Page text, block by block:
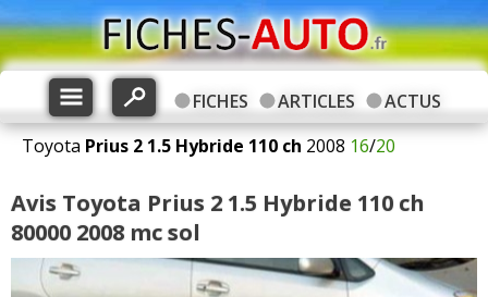
FICHES ARTICLES
ACTUS
Toyota Prius 2 1.5 Hybride 110 ch 2008 16/20
Avis Toyota Prius 2 1.5 Hybride 110 ch
80000 2008 mc sol